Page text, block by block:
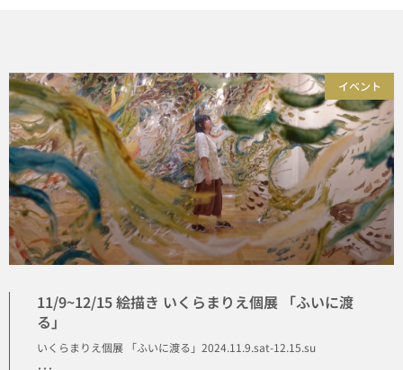
イベント
11/9~12/15 絵描き いくらまりえ個展 「ふいに渡
る」
いくらまりえ個展 「ふいに渡る」2024.11.9.sat-12.15.su